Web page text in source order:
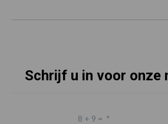
Schrijf u in voor onze
8 + 9 = *